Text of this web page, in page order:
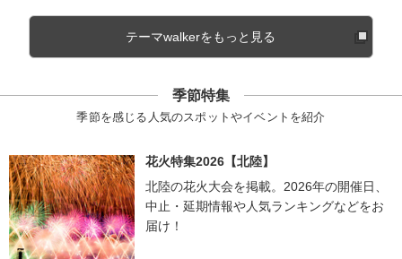
テーマwalkerをもっと見る
季節特集
季節を感じる人気のスポットやイベントを紹介
花火特集2026【北陸】
北陸の花火大会を掲載。2026年の開催日、
中止・延期情報や人気ランキングなどをお
届け！